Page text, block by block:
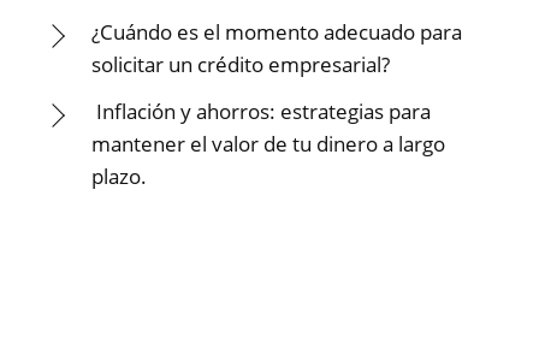
¿Cuándo es el momento adecuado para
solicitar un crédito empresarial?
Inflación y ahorros: estrategias para
mantener el valor de tu dinero a largo
plazo.